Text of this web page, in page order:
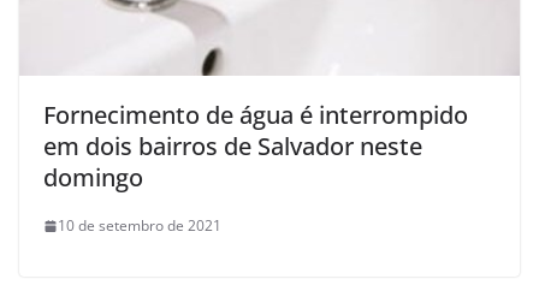
Fornecimento de água é interrompido
em dois bairros de Salvador neste
domingo
10 de setembro de 2021